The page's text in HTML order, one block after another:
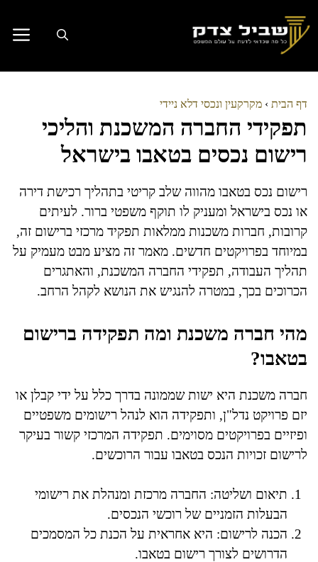
לתוכן
דף הבית › מקרקעין ונכסי דלא ניידי
תפקידי החברה המשכנת והליכי
רישום נכסים בטאבו בישראל
רישום נכס בטאבו מהווה שלב קריטי בתהליך רכישת דירה
או נכס בישראל ומעניק לו תוקף משפטי ברור. לעיתים
קרובות, חברות משכנות ממלאות תפקיד מרכזי ברישום זה,
במיוחד בפרויקטים חדשים. מאמר זה מציע מבט מעמיק על
תהליך העבודה, תפקידי החברה המשכנת, והאתגרים
הכרוכים בכך, במטרה להנגיש את הנושא לקהל הרחב.
מהי חברה משכנת ומה תפקידה ברישום
בטאבו?
חברה משכנת היא ישות שממונה בדרך כלל על ידי קבלן או
יזם פרויקט נדל"ן, ותפקידה הוא לנהל רישומים משפטיים
ופיזיים בפרויקטים מסוימים. תפקידה המרכזי קשור בעיקר
לרישום זכויות הנכס בטאבו עבור הרוכשים.
תיאום ושליטה: החברה מרכזת ומנהלת את רישומי
הבעלות הזמניים של רוכשי הנכסים.
הכנה לרישום: היא אחראית על הכנת כל המסמכים
הדרושים לצורך רישום בטאבו.